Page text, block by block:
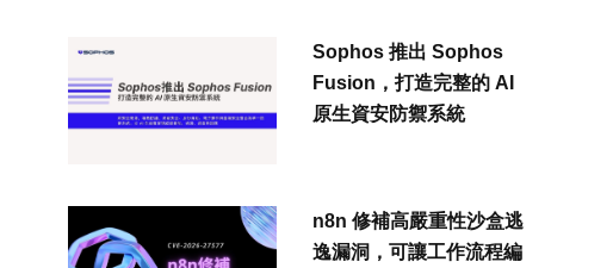
Sophos 推出 Sophos
Fusion，打造完整的 AI
原生資安防禦系統
n8n 修補高嚴重性沙盒逃
逸漏洞，可讓工作流程編